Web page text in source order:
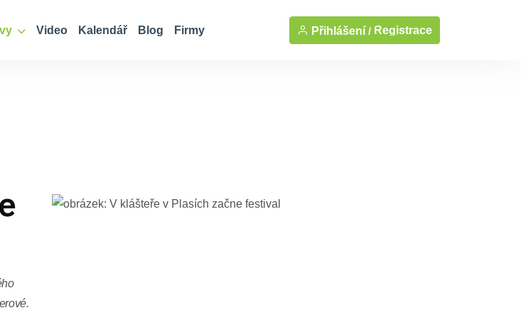
Video Kalendář Blog Firmy Přihlášení / Registrace